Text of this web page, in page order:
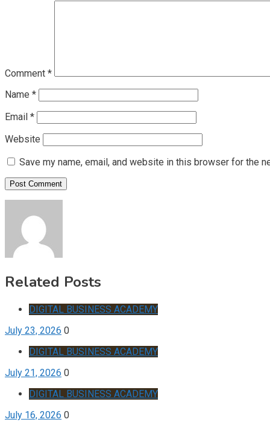
Comment *
Name *
Email *
Website
Save my name, email, and website in this browser for the
Related Posts
DIGITAL BUSINESS ACADEMY
July 23, 2026 0
DIGITAL BUSINESS ACADEMY
July 21, 2026 0
DIGITAL BUSINESS ACADEMY
July 16, 2026 0